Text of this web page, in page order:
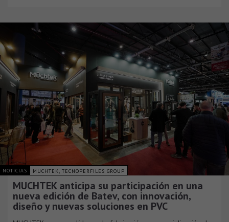
NOTICIAS MUCHTEK, TECNOPERFILES GROUP
MUCHTEK anticipa su participación en una
nueva edición de Batev, con innovación,
diseño y nuevas soluciones en PVC